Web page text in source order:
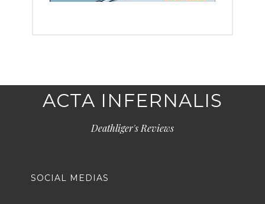
ACTA INFERNALIS
Deathliger's Reviews
SOCIAL MEDIAS